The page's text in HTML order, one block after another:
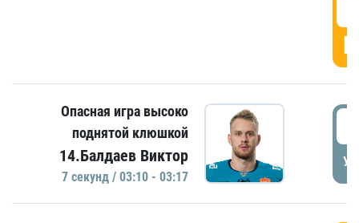
Опасная игра высоко
поднятой клюшкой
14.Балдаев Виктор
7 секунд / 03:10 - 03:17